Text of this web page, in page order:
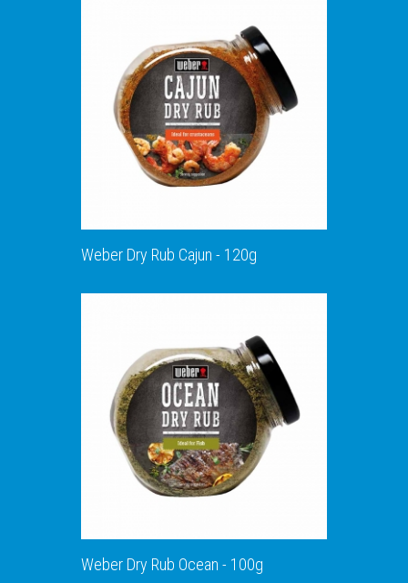
ΑΝΑΚΑΛΥΨΕ ΤΟ
ΑΝΑΚΑΛΥΨΕ ΤΟ
Weber Dry Rub Cajun - 120g
Weber Dry Rub Ocean - 100g